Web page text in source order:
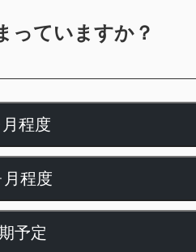
っていますか？
月程度
程度
予定